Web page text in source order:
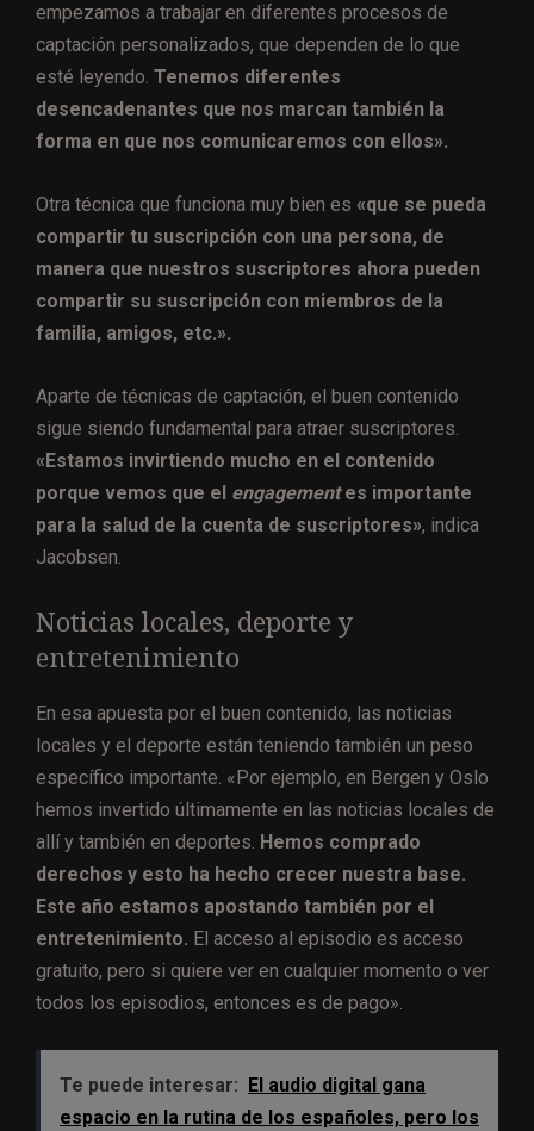
empezamos a trabajar en diferentes procesos de
captación personalizados, que dependen de lo que
esté leyendo. Tenemos diferentes
desencadenantes que nos marcan también la
forma en que nos comunicaremos con ellos».
Otra técnica que funciona muy bien es «que se pueda
compartir tu suscripción con una persona, de
manera que nuestros suscriptores ahora pueden
compartir su suscripción con miembros de la
familia, amigos, etc.».
Aparte de técnicas de captación, el buen contenido
sigue siendo fundamental para atraer suscriptores.
«Estamos invirtiendo mucho en el contenido
porque vemos que el engagementes importante
para la salud de la cuenta de suscriptores», indica
Jacobsen.
Noticias locales, deporte y
entretenimiento
En esa apuesta por el buen contenido, las noticias
locales y el deporte están teniendo también un peso
específico importante. «Por ejemplo, en Bergen y Oslo
hemos invertido últimamente en las noticias locales de
allí y también en deportes. Hemos comprado
derechos y esto ha hecho crecer nuestra base.
Este año estamos apostando también por el
entretenimiento. El acceso al episodio es acceso
gratuito, pero si quiere ver en cualquier momento o ver
todos los episodios, entonces es de pago».
Te puede interesar:
El audio digital gana
espacio en la rutina de los españoles, pero los